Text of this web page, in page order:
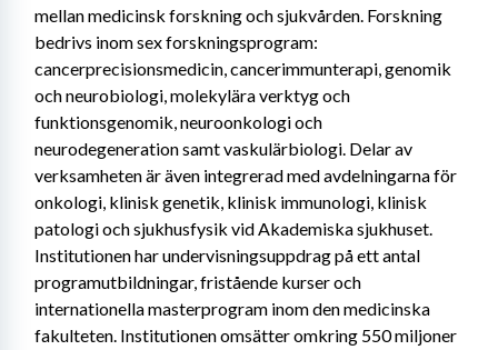
mellan medicinsk forskning och sjukvården. Forskning
bedrivs inom sex forskningsprogram:
cancerprecisionsmedicin, cancerimmunterapi, genomik
och neurobiologi, molekylära verktyg och
funktionsgenomik, neuroonkologi och
neurodegeneration samt vaskulärbiologi. Delar av
verksamheten är även integrerad med avdelningarna för
onkologi, klinisk genetik, klinisk immunologi, klinisk
patologi och sjukhusfysik vid Akademiska sjukhuset.
Institutionen har undervisningsuppdrag på ett antal
programutbildningar, fristående kurser och
internationella masterprogram inom den medicinska
fakulteten. Institutionen omsätter omkring 550 miljoner